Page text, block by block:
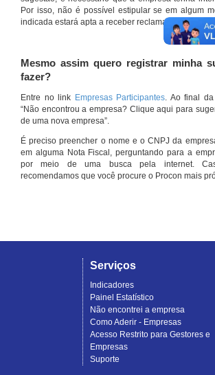
Por isso, não é possível estipular se em algum
indicada estará apta a receber reclamações por
Mesmo assim quero registrar minha
fazer?
Entre no link Empresas Participantes. Ao final
“Não encontrou a empresa? Clique aqui para
de uma nova empresa”.
É preciso preencher o nome e o CNPJ da
em alguma Nota Fiscal, perguntando para a
por meio de uma busca pela internet.
recomendamos que você procure o Procon mais
Serviços
Indicadores
Painel Estatístico
Não encontrei a empresa
Como Aderir - Empresas
Acesso Restrito para Gestores e
Empresas
Suporte